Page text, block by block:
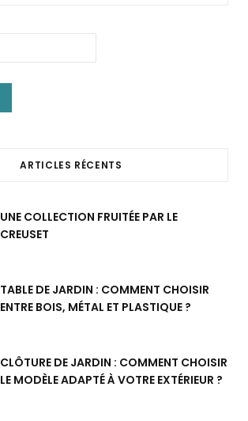
ARTICLES RÉCENTS
UNE COLLECTION FRUITÉE PAR LE
CREUSET
TABLE DE JARDIN : COMMENT CHOISIR
ENTRE BOIS, MÉTAL ET PLASTIQUE ?
CLÔTURE DE JARDIN : COMMENT CHOISIR
LE MODÈLE ADAPTÉ À VOTRE EXTÉRIEUR ?